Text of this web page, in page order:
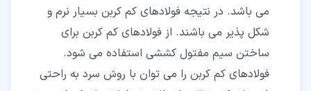
می باشد. در نتیجه فولادهای کم کربن بسیار نرم و
شکل پذیر می باشند. از فولادهای کم کربن برای
ساختن سیم مفتول کششی استفاده می شود.
فولادهای کم کربن را می توان با روش سرد به راحتی